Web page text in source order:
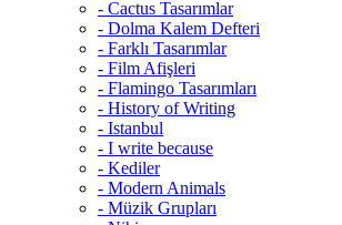
- Cactus Tasarımlar
- Dolma Kalem Defteri
- Farklı Tasarımlar
- Film Afişleri
- Flamingo Tasarımları
- History of Writing
- Istanbul
- I write because
- Kediler
- Modern Animals
- Müzik Grupları